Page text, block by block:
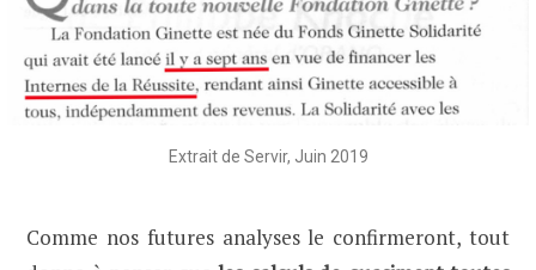
Extrait de Servir, Juin 2019
Comme nos futures analyses le confirmeront, tout